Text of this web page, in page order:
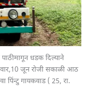
धडक दिल्याने
जून रोजी सकाळी आठ
पिंन्टु गायकवाड ( 25, रा.